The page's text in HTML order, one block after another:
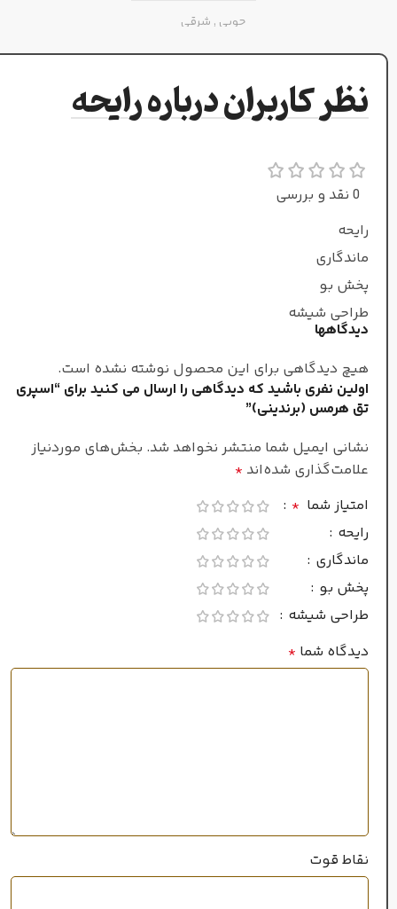
چوبی , شرقی
نظر کاربران درباره رایحه
0 نقد و بررسی
رایحه
ماندگاری
پخش بو
طراحی شیشه
دیدگاهها
هیچ دیدگاهی برای این محصول نوشته نشده است.
اولین نفری باشید که دیدگاهی را ارسال می کنید برای “اسپری
تق هرمس (برندینی)”
نشانی ایمیل شما منتشر نخواهد شد. بخش‌های موردنیاز
علامت‌گذاری شده‌اند *
امتیاز شما *
رایحه
ماندگاری
پخش بو
طراحی شیشه
دیدگاه شما *
نقاط قوت